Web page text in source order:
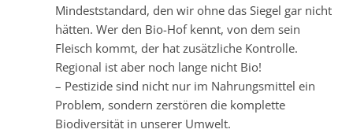
Mindeststandard, den wir ohne das Siegel gar nicht
hätten. Wer den Bio-Hof kennt, von dem sein
Fleisch kommt, der hat zusätzliche Kontrolle.
Regional ist aber noch lange nicht Bio!
– Pestizide sind nicht nur im Nahrungsmittel ein
Problem, sondern zerstören die komplette
Biodiversität in unserer Umwelt.